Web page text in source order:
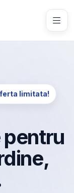
limitata!
pentru